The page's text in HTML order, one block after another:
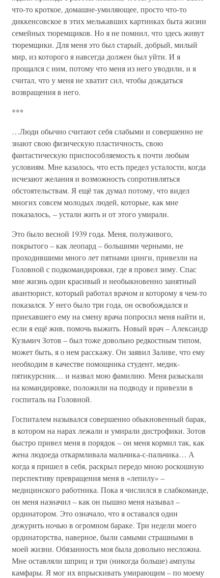
что-то кроткое, домашне-умиляющее, просто что-то
диккенсовское в этих мелькавших картинках быта жизни
семейных тюремщиков. Но я не помнил, что здесь живут
тюремщики. Для меня это был старый, добрый, милый
мир, из которого я навсегда должен был уйти. И я
прощался с ним, потому что меня из него уводили, и я
считал, что у меня не хватит сил, чтобы дождаться
возвращения в него.
***
…Люди обычно считают себя слабыми и совершенно не
знают свою физическую пластичность, свою
фантастическую приспособляемость к почти любым
условиям. Мне казалось, что есть предел усталости, когда
исчезают желания и возможность сопротивляться
обстоятельствам. Я ещё так думал потому, что видел
многих совсем молодых людей, которые, как мне
показалось, – устали жить и от этого умирали.
Это было весной 1939 года. Меня, полуживого,
покрытого – как леопард – большими черными, не
проходившими много лет пятнами цинги, привезли на
Головной с подкомандировки, где я провел зиму. Спас
мне жизнь один красивый и необыкновенно занятный
авантюрист, который работал врачом и которому я чем-то
показался. У него было три года, он освобождался и
приехавшего ему на смену врача попросил меня найти и,
если я ещё жив, помочь выжить. Новый врач – Александр
Кузьмич Зотов – был тоже довольно редкостным типом,
может быть, я о нем расскажу. Он заявил Заливе, что ему
необходим в качестве помощника студент, медик-
пятикурсник… и назвал мою фамилию. Меня разыскали
на командировке, положили на подводу и привезли в
госпиталь на Головной.
Госпиталем назывался совершенно обыкновенный барак,
в котором на нарах лежали и умирали дистрофики. Зотов
быстро привел меня в порядок – он меня кормил так, как
жена людоеда откармливала мальчика-с-пальчика… А
когда я пришел в себя, раскрыл передо мною роскошную
перспективу превращения меня в «лепилу» –
медицинского работника. Пока я числился в слабкоманде,
он меня назначил – как он пышно меня называл –
ординатором. Это означало, что я оставался один
дежурить ночью в огромном бараке. Три недели моего
ординаторства, наверное, были самыми страшными в
моей жизни. Обязанность моя была довольно несложна.
Мне оставляли шприц и три (никогда больше) ампулы
камфары. Я мог их впрыскивать умирающим – по моему